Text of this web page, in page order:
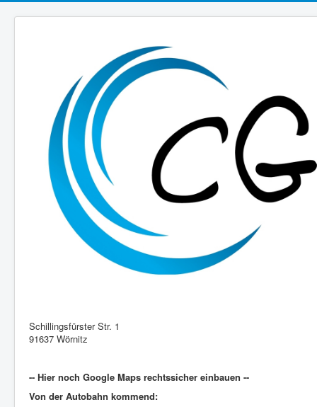
Schillingsfürster Str. 1
91637 Wörnitz
-- Hier noch Google Maps rechtssicher einbauen --
Von der Autobahn kommend: